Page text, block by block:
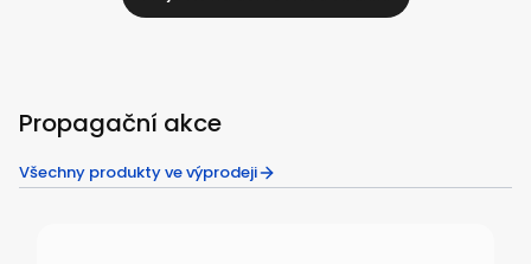
Propagační akce
Všechny produkty ve výprodeji